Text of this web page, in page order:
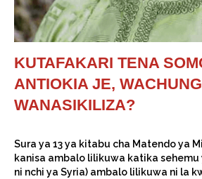
KUTAFAKARI TENA
ANTIOKIA JE,
WANASIKILIZA?
Sura ya 13 ya kitabu cha Matendo ya
kanisa ambalo lilikuwa katika sehemu
ni nchi ya Syria) ambalo lilikuwa ni la